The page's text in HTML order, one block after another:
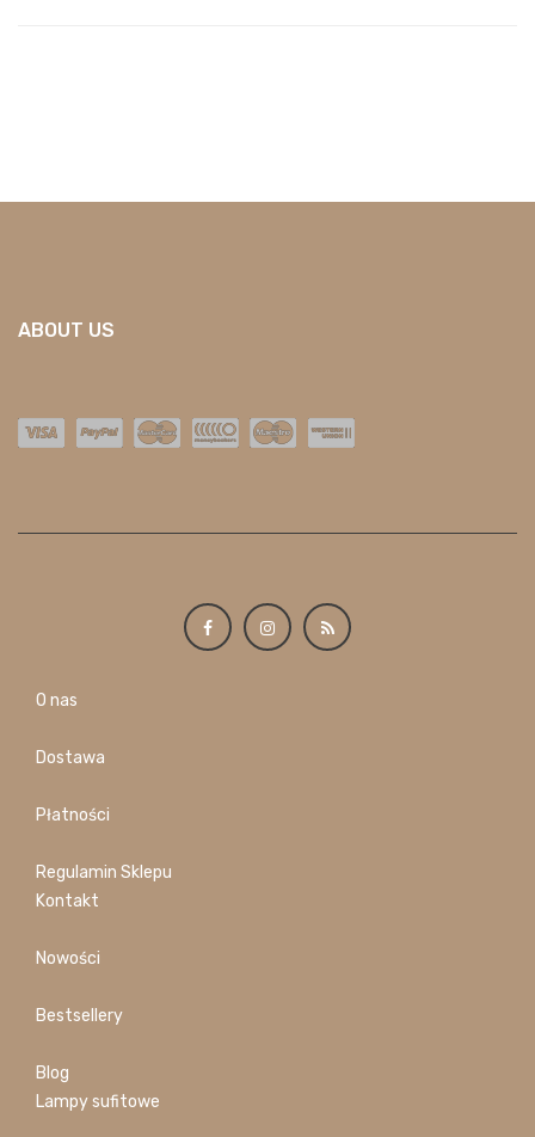
ABOUT US
O nas
Dostawa
Płatności
Regulamin Sklepu
Kontakt
Nowości
Bestsellery
Blog
Lampy sufitowe